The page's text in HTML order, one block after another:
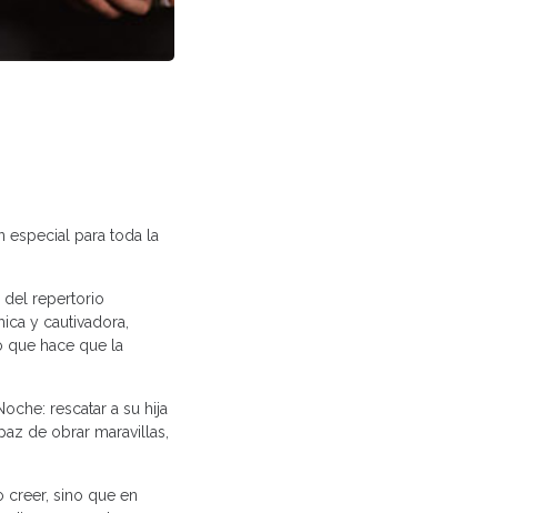
especial para toda la
del repertorio
y cautivadora,
que hace que la
rescatar a su hija
de obrar maravillas,
creer, sino que en